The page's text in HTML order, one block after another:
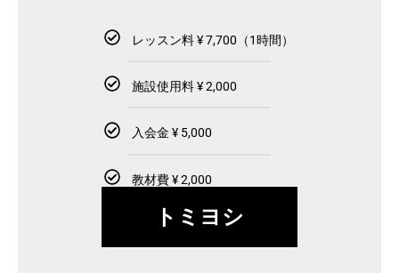
レッスン料 ¥ 7,700（1時間）
施設使用料 ¥ 2,000
入会金 ¥ 5,000
教材費 ¥ 2,000
トミヨシ